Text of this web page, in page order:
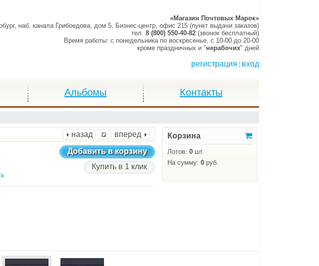
«Магазин Почтовых Марок»
наб. канала Грибоедова, дом 5, Бизнес-центр, офис 215 (пункт выдачи заказов)
тел. 8 (800) 550-40-82 (звонок бесплатный)
Время работы: c понедельника по воскресенье, c 10-00 до 20-00
кроме праздничных и "нерабочих" дней
регистрация вход
Альбомы Контакты
Корзина
Лотов:0 шт.
На сумму:0 руб.
назад вперед
Добавить в корзину
Купить в 1 клик